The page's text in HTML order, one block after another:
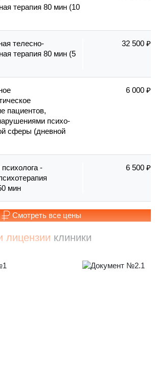
терапия 80 мин (10
телесно-
терапия 80 мин (5
32 500 ₽
пациентов,
психо-
сферы (дневной
6 000 ₽
-
мин
6 500 ₽
Смотреть все цены
лицензии клиники